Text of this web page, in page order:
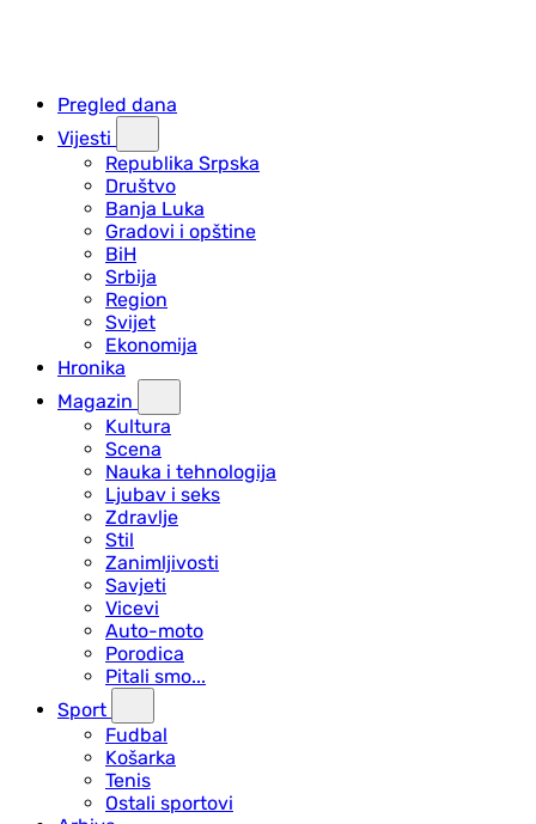
Pregled dana
Vijesti
Republika Srpska
Društvo
Banja Luka
Gradovi i opštine
BiH
Srbija
Region
Svijet
Ekonomija
Hronika
Magazin
Kultura
Scena
Nauka i tehnologija
Ljubav i seks
Zdravlje
Stil
Zanimljivosti
Savjeti
Vicevi
Auto-moto
Porodica
Pitali smo...
Sport
Fudbal
Košarka
Tenis
Ostali sportovi